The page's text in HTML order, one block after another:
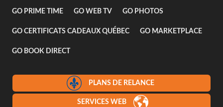
GO PRIME TIME GO WEB TV GO PHOTOS
GO CERTIFICATS CADEAUX QUÉBEC GO MARKETPLACE
GO BOOK DIRECT
PLANS DE RELANCE
SERVICES WEB